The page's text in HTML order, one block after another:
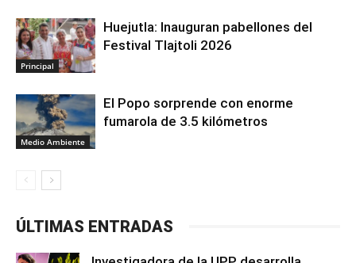
Principal
Huejutla: Inauguran pabellones del
Festival Tlajtoli 2026
Medio Ambiente
El Popo sorprende con enorme
fumarola de 3.5 kilómetros
ÚLTIMAS ENTRADAS